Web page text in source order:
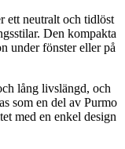
ett neutralt och tidlöst
Den kompakta
under fönster eller på
lång livslängd, och
som en del av Purmo
med en enkel design